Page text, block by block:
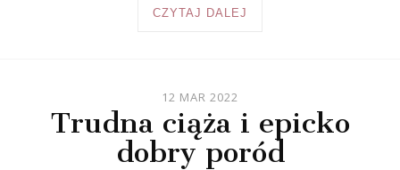
CZYTAJ DALEJ
12 MAR 2022
Trudna ciąża i epicko
dobry poród